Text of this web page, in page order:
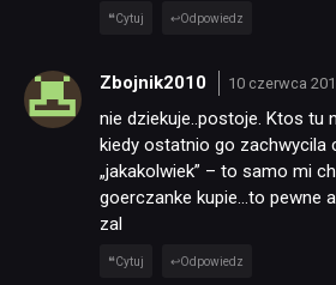
Cytuj Odpowiedz
Zbojnik2010 10 czerwca
nie dziekuje..postoje. Ktos tu
kiedy ostatnio go zachwycila
„jakakolwiek” – to samo mi
goerczanke kupie…to pewne
zal
Cytuj Odpowiedz